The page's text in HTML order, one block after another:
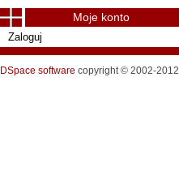
Moje konto
Zaloguj
DSpace software copyright © 2002-2012